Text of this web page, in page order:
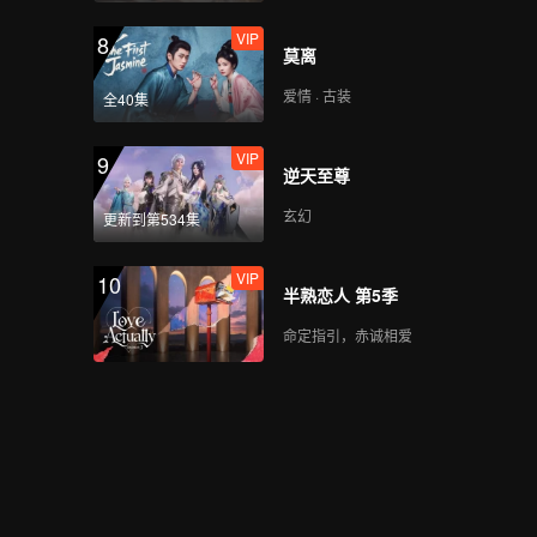
8
全40集
VIP
莫离
爱情 · 古装
9
更新到第534集
VIP
逆天至尊
玄幻
10 VIP
半熟恋人 第5季
命定指引，赤诚相爱